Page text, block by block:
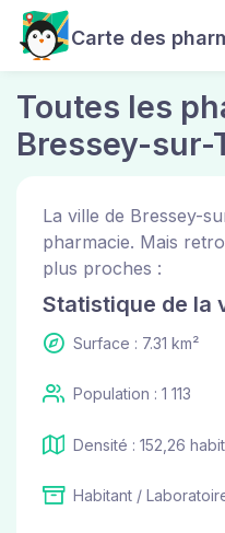
Carte des
Toutes les
Bressey-sur-
La ville de Bressey-
pharmacie. Mais
plus proches :
Statistique de la
Surface : 7.31 km²
Population : 1 113
Densité : 152,26
Habitant /